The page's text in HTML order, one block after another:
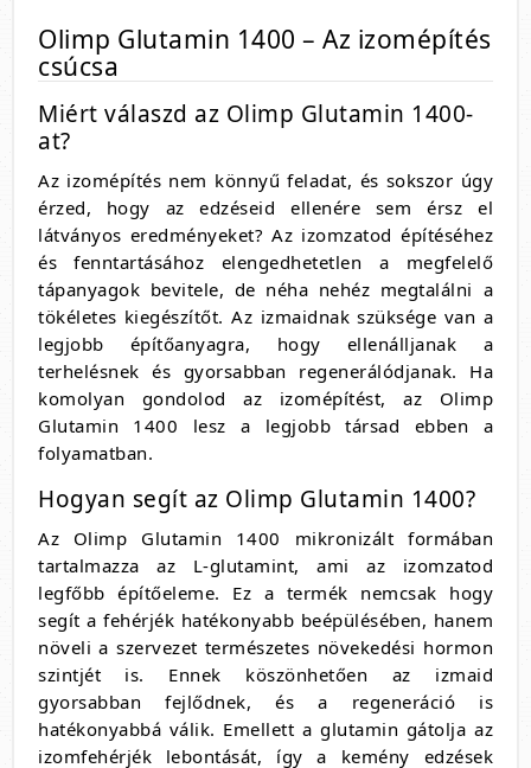
Olimp Glutamin 1400 – Az izomépítés
csúcsa
Miért válaszd az Olimp Glutamin 1400-
at?
Az izomépítés nem könnyű feladat, és sokszor úgy
érzed, hogy az edzéseid ellenére sem érsz el
látványos eredményeket? Az izomzatod építéséhez
és fenntartásához elengedhetetlen a megfelelő
tápanyagok bevitele, de néha nehéz megtalálni a
tökéletes kiegészítőt. Az izmaidnak szüksége van a
legjobb építőanyagra, hogy ellenálljanak a
terhelésnek és gyorsabban regenerálódjanak. Ha
komolyan gondolod az izomépítést, az Olimp
Glutamin 1400 lesz a legjobb társad ebben a
folyamatban.
Hogyan segít az Olimp Glutamin 1400?
Az Olimp Glutamin 1400 mikronizált formában
tartalmazza az L-glutamint, ami az izomzatod
legfőbb építőeleme. Ez a termék nemcsak hogy
segít a fehérjék hatékonyabb beépülésében, hanem
növeli a szervezet természetes növekedési hormon
szintjét is. Ennek köszönhetően az izmaid
gyorsabban fejlődnek, és a regeneráció is
hatékonyabbá válik. Emellett a glutamin gátolja az
izomfehérjék lebontását, így a kemény edzések